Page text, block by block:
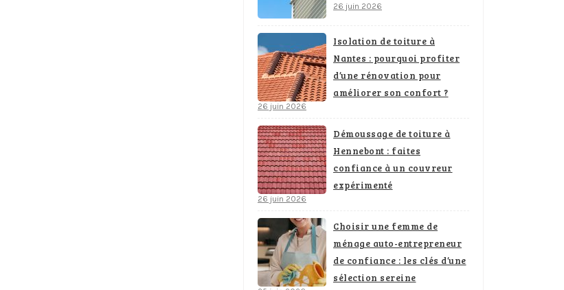
26 juin 2026
Isolation de toiture à
Nantes : pourquoi profiter
d’une rénovation pour
améliorer son confort ?
26 juin 2026
Démoussage de toiture à
Hennebont : faites
confiance à un couvreur
expérimenté
26 juin 2026
Choisir une femme de
ménage auto-entrepreneur
de confiance : les clés d’une
sélection sereine